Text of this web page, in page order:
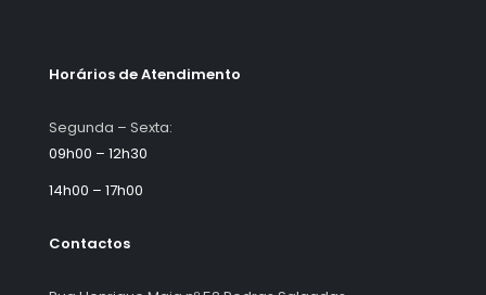
Horários de Atendimento
Segunda – Sexta:
09h00 – 12h30
14h00 – 17h00
Contactos